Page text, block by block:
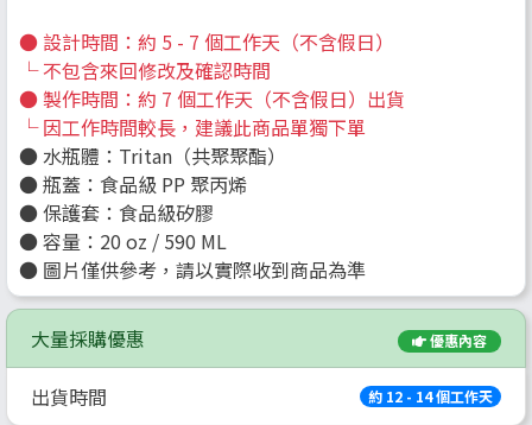
● 設計時間：約 5 - 7 個工作天（不含假日）
└ 不包含來回修改及確認時間
● 製作時間：約 7 個工作天（不含假日）出貨
└ 因工作時間較長，建議此商品單獨下單
● 水瓶體：Tritan（共聚聚酯）
● 瓶蓋：食品級 PP 聚丙烯
● 保護套：食品級矽膠
● 容量：20 oz / 590 ML
● 圖片僅供參考，請以實際收到商品為準
大量採購優惠 優惠內容
出貨時間 約 12 - 14 個工作天